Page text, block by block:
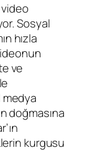
Sosyal
hızla
ve
doğmasına
kurgusu